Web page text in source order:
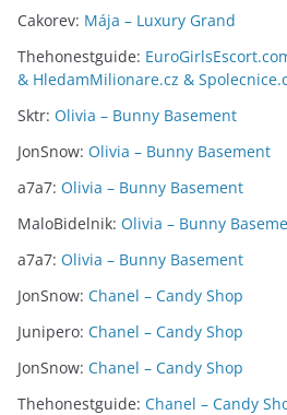
Cakorev: Mája – Luxury Grand
Thehonestguide:
& HledamMilionare.cz &
Sktr: Olivia – Bunny Basement
JonSnow: Olivia – Bunny Basement
a7a7: Olivia – Bunny Basement
MaloBidelnik: Olivia – Bunny
a7a7: Olivia – Bunny Basement
JonSnow: Chanel – Candy Shop
Junipero: Chanel – Candy Shop
JonSnow: Chanel – Candy Shop
Thehonestguide: Chanel – Candy